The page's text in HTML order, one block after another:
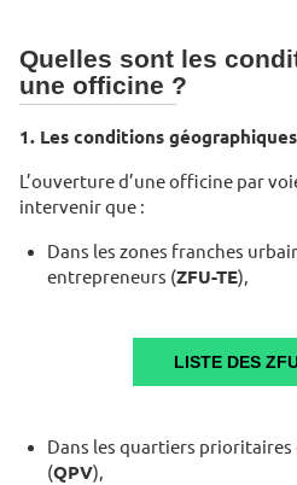
Quelles sont les
une officine ?
1. Les conditions géographiques
L’ouverture d’une officine par
intervenir que :
Dans les zones franches
entrepreneurs (ZFU-TE),
LISTE DES
Dans les quartiers
(QPV),